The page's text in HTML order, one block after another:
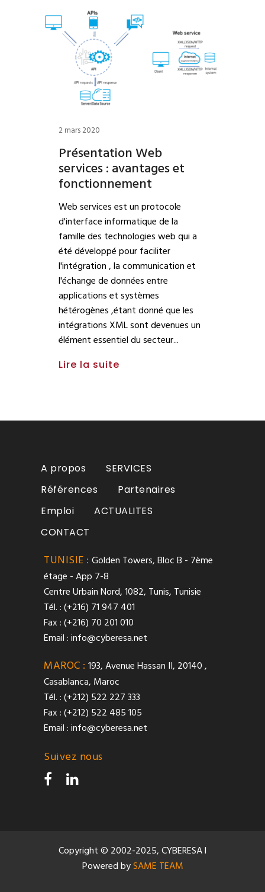
2 mars 2020
Présentation Web
services : avantages et
fonctionnement
Web services est un protocole
d'interface informatique de la
famille des technologies web qui a
été développé pour faciliter
l'intégration , la communication et
l'échange de données entre
applications et systèmes
hétérogènes ,étant donné que les
intégrations XML sont devenues un
élément essentiel du secteur
Lire la suite
A propos
SERVICES
Références
Partenaires
Emploi
ACTUALITES
CONTACT
TUNISIE : Golden Towers, Bloc B - 7ème
étage - App 7-8
Centre Urbain Nord, 1082, Tunis, Tunisie
Tél. : (+216) 71 947 401
Fax : (+216) 70 201 010
Email :info@cyberesa.net
MAROC : 193, Avenue Hassan II, 20140 ,
Casablanca, Maroc
Tél. : (+212) 522 227 333
Fax : (+212) 522 485 105
Email :info@cyberesa.net
Suivez nous
Copyright © 2002-2025, CYBERESA l
Powered bySAME TEAM